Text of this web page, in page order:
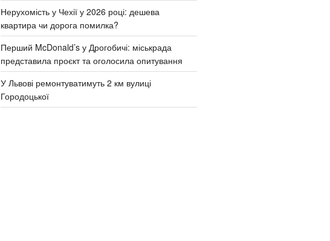
Нерухомість у Чехії у 2026 році: дешева
квартира чи дорога помилка?
Перший McDonald’s у Дрогобичі: міськрада
представила проєкт та оголосила опитування
У Львові ремонтуватимуть 2 км вулиці
Городоцької